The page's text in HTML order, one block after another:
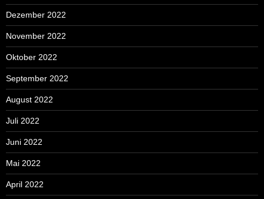
Dezember 2022
November 2022
Oktober 2022
September 2022
August 2022
Juli 2022
Juni 2022
Mai 2022
April 2022